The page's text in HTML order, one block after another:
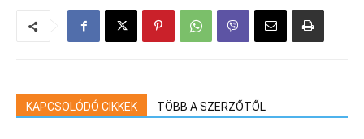
KAPCSOLÓDÓ CIKKEK TÖBB A SZERZŐTŐL